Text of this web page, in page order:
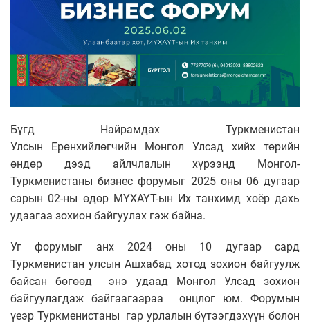
Бүгд Найрамдах Туркменистан
Улсын Ерөнхийлөгчийн Монгол Улсад хийх төрийн
өндөр дээд айлчлалын хүрээнд Монгол-
Туркменистаны бизнес форумыг 2025 оны 06 дугаар
сарын 02-ны өдөр МҮХАҮТ-ын Их танхимд хоёр дахь
удаагаа зохион байгуулах гэж байна.
Уг форумыг анх 2024 оны 10 дугаар сард
Туркменистан улсын Ашхабад хотод зохион байгуулж
байсан бөгөөд энэ удаад Монгол Улсад зохион
байгуулагдаж байгаагаараа онцлог юм. Форумын
үеэр Туркменистаны гар урлалын бүтээгдэхүүн болон